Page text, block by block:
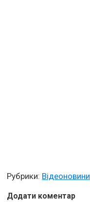
Рубрики: Відеоновини
Додати коментар